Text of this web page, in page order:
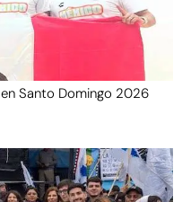
Santo Domingo 2026